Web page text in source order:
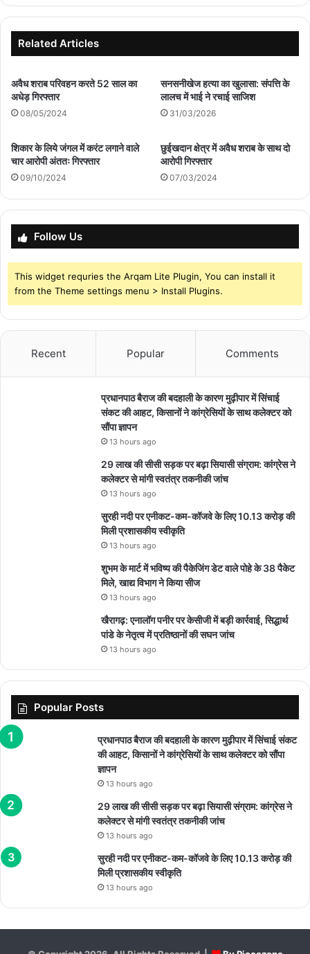
पर
सवाल
Related Articles
अवैध शराब परिवहन करते 52 साल का
अधेड़ गिरफ्तार
08/05/2024
सनसनीखेज हत्या का खुलासा: संपत्ति के
लालच में भाई ने रचाई साजिश
31/03/2026
शिकार के लिये जंगल में करंट लगाने वाले
चार आरोपी अंततः गिरफ्तार
09/10/2024
छुईखदान क्षेत्र में अवैध शराब के साथ दो
आरोपी गिरफ्तार
07/03/2024
Follow Us
This widget requries the Arqam Lite Plugin, You can install it
from the Theme settings menu > Install Plugins.
Recent Popular Comments
प्रधानपाठ बैराज की बदहाली के कारण मुढ़ीपार में सिंचाई
संकट की आहट, किसानों ने कांग्रेसियों के साथ कलेक्टर को
सौंपा ज्ञापन
13 hours ago
29 लाख की सीसी सड़क पर बढ़ा सियासी संग्राम: कांग्रेस ने
कलेक्टर से मांगी स्वतंत्र तकनीकी जांच
13 hours ago
सुरही नदी पर एनीकट-कम-कॉजवे के लिए 10.13 करोड़ की
मिली प्रशासकीय स्वीकृति
13 hours ago
शुभम के मार्ट में भविष्य की पैकेजिंग डेट वाले पोहे के 38 पैकेट
मिले, खाद्य विभाग ने किया सीज
13 hours ago
खैरागढ़: एनालॉग पनीर पर केसीजी में बड़ी कार्रवाई, सिद्धार्थ
पांडे के नेतृत्व में प्रतिष्ठानों की सघन जांच
13 hours ago
Popular Posts
प्रधानपाठ बैराज की बदहाली के कारण मुढ़ीपार में सिंचाई संकट
की आहट, किसानों ने कांग्रेसियों के साथ कलेक्टर को सौंपा
ज्ञापन
13 hours ago
29 लाख की सीसी सड़क पर बढ़ा सियासी संग्राम: कांग्रेस ने
कलेक्टर से मांगी स्वतंत्र तकनीकी जांच
13 hours ago
सुरही नदी पर एनीकट-कम-कॉजवे के लिए 10.13 करोड़ की
मिली प्रशासकीय स्वीकृति
13 hours ago